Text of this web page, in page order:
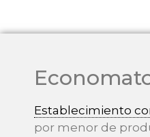
Establecimiento
por menor de